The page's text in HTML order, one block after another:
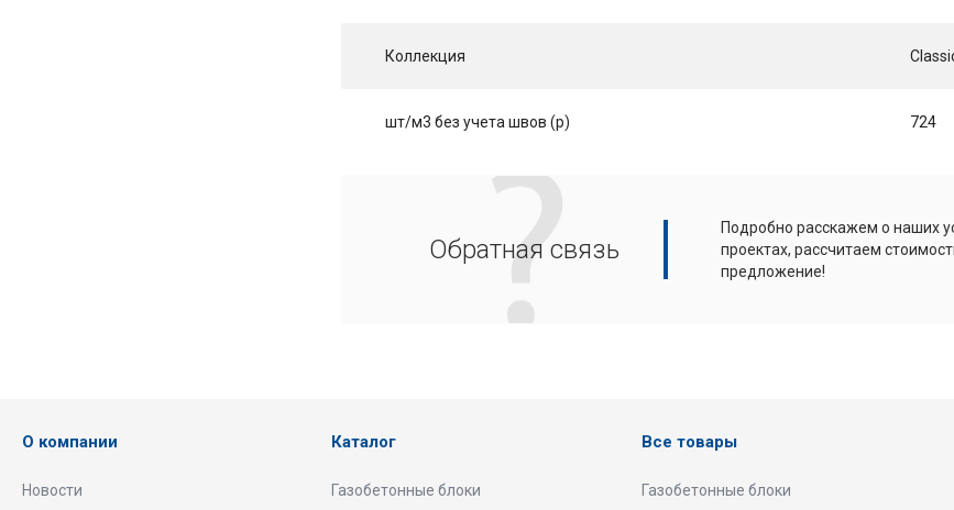
Коллекция
шт/м3 без учета швов (p) 724
Обратная связь
Подробно расскажем о наших
проектах, рассчитаем
предложение!
О компании
Новости
Каталог
Газобетонные блоки
Все товары
Газобетонные блоки